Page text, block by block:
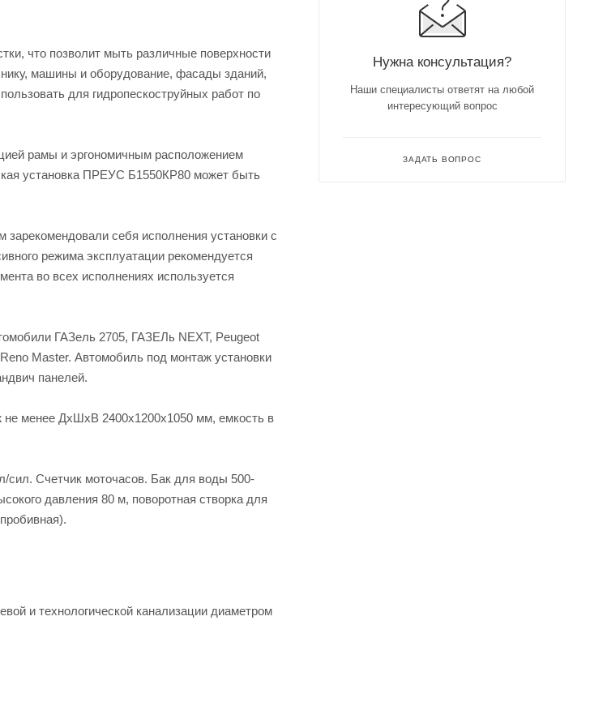
что позволит мыть различные поверхности
машины и оборудование, фасады зданий,
для гидропескоструйных работ по
рамы и эргономичным расположением
установка ПРЕУС Б1550КР80 может быть
себя исполнения установки с
режима эксплуатации рекомендуется
во всех исполнениях используется
ГАЗель 2705, ГАЗЕЛь NEXT, Peugeot
Master. Автомобиль под монтаж установки
панелей.
менее ДхШхВ 2400х1200х1050 мм, емкость в
сил. Счетчик моточасов. Бак для воды 500-
давления 80 м, поворотная створка для
и технологической канализации диаметром
Нужна консультация?
Наши специалисты ответят на любой
интересующий вопрос
ЗАДАТЬ ВОПРОС